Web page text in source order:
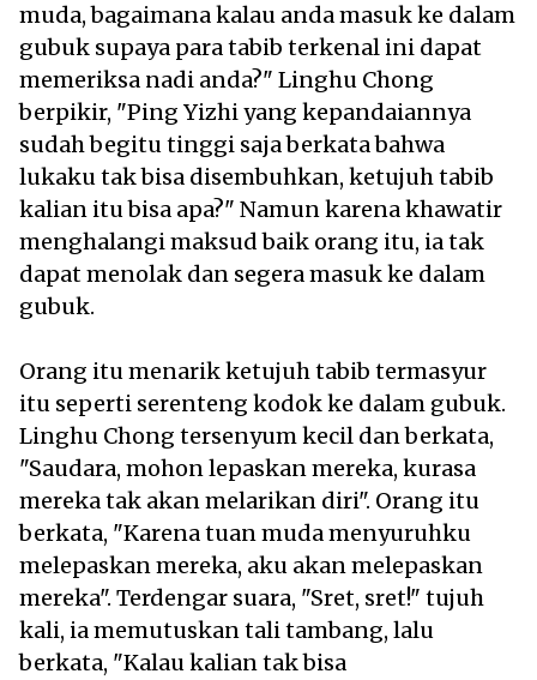
muda, bagaimana kalau anda masuk ke dalam
gubuk supaya para tabib terkenal ini dapat
memeriksa nadi anda?" Linghu Chong
berpikir, "Ping Yizhi yang kepandaiannya
sudah begitu tinggi saja berkata bahwa
lukaku tak bisa disembuhkan, ketujuh tabib
kalian itu bisa apa?" Namun karena khawatir
menghalangi maksud baik orang itu, ia tak
dapat menolak dan segera masuk ke dalam
gubuk.
Orang itu menarik ketujuh tabib termasyur
itu seperti serenteng kodok ke dalam gubuk.
Linghu Chong tersenyum kecil dan berkata,
"Saudara, mohon lepaskan mereka, kurasa
mereka tak akan melarikan diri". Orang itu
berkata, "Karena tuan muda menyuruhku
melepaskan mereka, aku akan melepaskan
mereka". Terdengar suara, "Sret, sret!" tujuh
kali, ia memutuskan tali tambang, lalu
berkata, "Kalau kalian tak bisa